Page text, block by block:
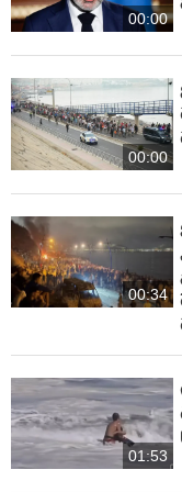
00:00
00:00
00:34
01:53